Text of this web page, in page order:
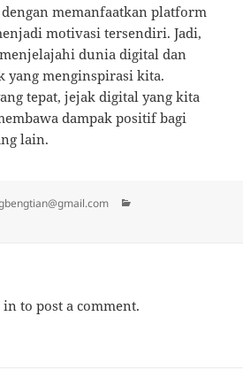
memanfaatkan platform
motivasi tersendiri. Jadi,
dunia digital dan
menginspirasi kita.
tepat, jejak digital yang kita
dampak positif bagi
lain.
in to post a comment.